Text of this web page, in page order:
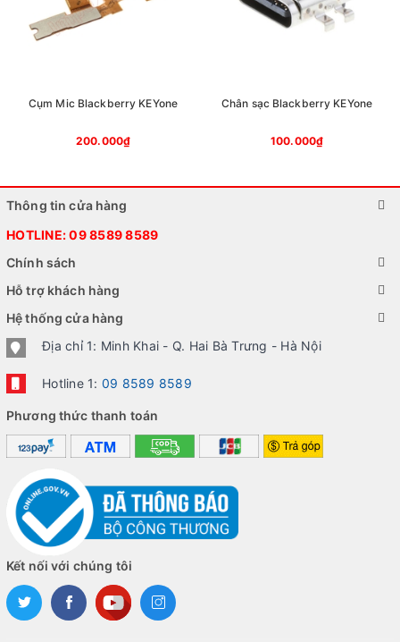
Cụm Mic Blackberry KEYone
200.000₫
Chân sạc Blackberry KEYone
100.000₫
Thông tin cửa hàng
HOTLINE:09 8589 8589
Chính sách
Hỗ trợ khách hàng
Hệ thống cửa hàng
Địa chỉ 1: Minh Khai - Q. Hai Bà Trưng - Hà Nội
Hotline 1: 09 8589 8589
Phương thức thanh toán
Kết nối với chúng tôi